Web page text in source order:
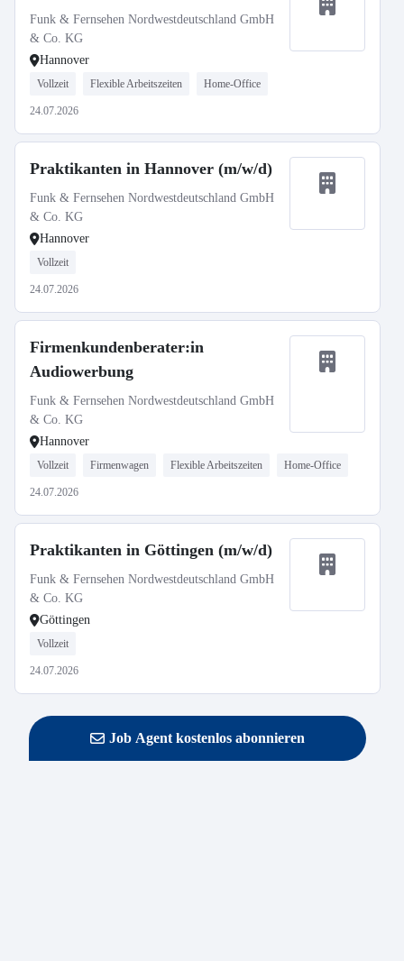
Funk & Fernsehen Nordwestdeutschland GmbH
& Co. KG
Hannover
Vollzeit Flexible Arbeitszeiten Home-Office
24.07.2026
Praktikanten in Hannover (m/w/d)
Funk & Fernsehen Nordwestdeutschland GmbH
& Co. KG
Hannover
Vollzeit
24.07.2026
Firmenkundenberater:in
Audiowerbung
Funk & Fernsehen Nordwestdeutschland GmbH
& Co. KG
Hannover
Vollzeit Firmenwagen Flexible Arbeitszeiten Home-Office
24.07.2026
Praktikanten in Göttingen (m/w/d)
Funk & Fernsehen Nordwestdeutschland GmbH
& Co. KG
Göttingen
Vollzeit
24.07.2026
Job Agent kostenlos abonnieren